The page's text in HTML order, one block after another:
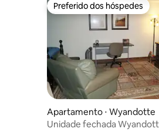
Preferido dos hóspedes
Preferido dos hóspedes
Apartamento ⋅ Wyandotte
Unidade fechada